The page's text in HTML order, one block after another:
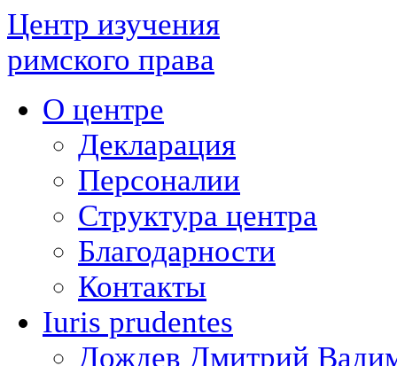
Центр изучения
римского права
О центре
Декларация
Персоналии
Структура центра
Благодарности
Контакты
Iuris prudentes
Дождев Дмитрий